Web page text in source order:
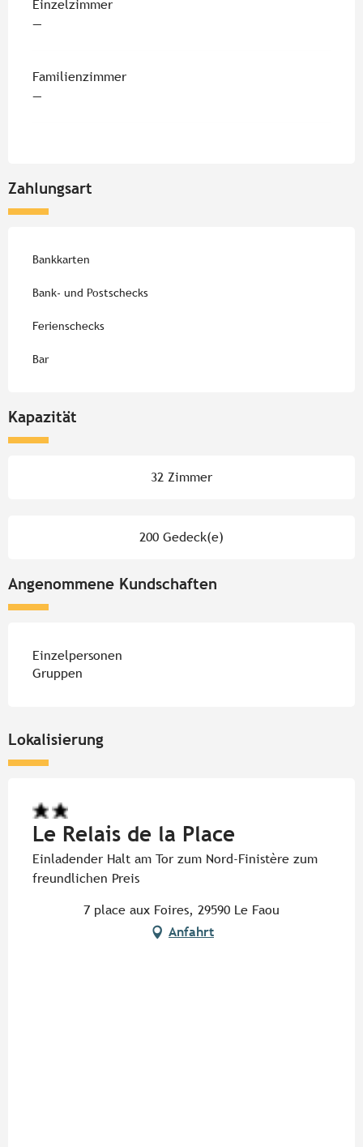
Einzelzimmer
—
Familienzimmer
—
Zahlungsart
Bankkarten
Bank- und Postschecks
Ferienschecks
Bar
Kapazität
32 Zimmer
200 Gedeck(e)
Angenommene Kundschaften
Einzelpersonen
Gruppen
Lokalisierung
Le Relais de la Place
Einladender Halt am Tor zum Nord-Finistère zum
freundlichen Preis
7 place aux Foires, 29590 Le Faou
Anfahrt